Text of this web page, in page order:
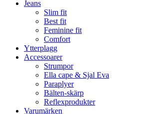
Jeans
Slim fit
Best fit
Feminine fit
Comfort
Ytterplagg
Accessoarer
Strumpor
Ella cape & Sjal Eva
Paraplyer
Bälten-skärp
Reflexprodukter
Varumärken